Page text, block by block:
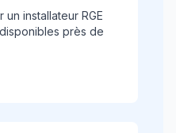
installateur RGE
près de